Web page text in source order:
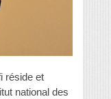
réside et
national des